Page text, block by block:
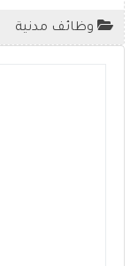
وظائف مدنية